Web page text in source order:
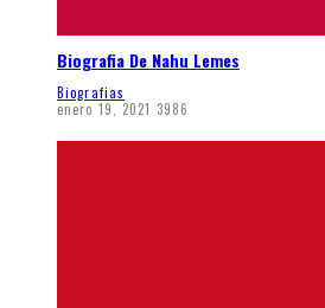
Biografia De Nahu Lemes
Biografias
enero 19, 2021 3986